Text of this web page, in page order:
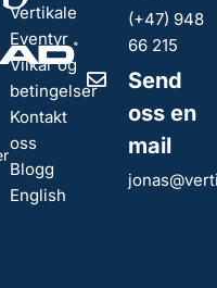
Vertikale
Eventyr
Vilkår og
betingelser
Kontakt
oss
Blogg
English
(+47) 948
66 215
Send
oss en
mail